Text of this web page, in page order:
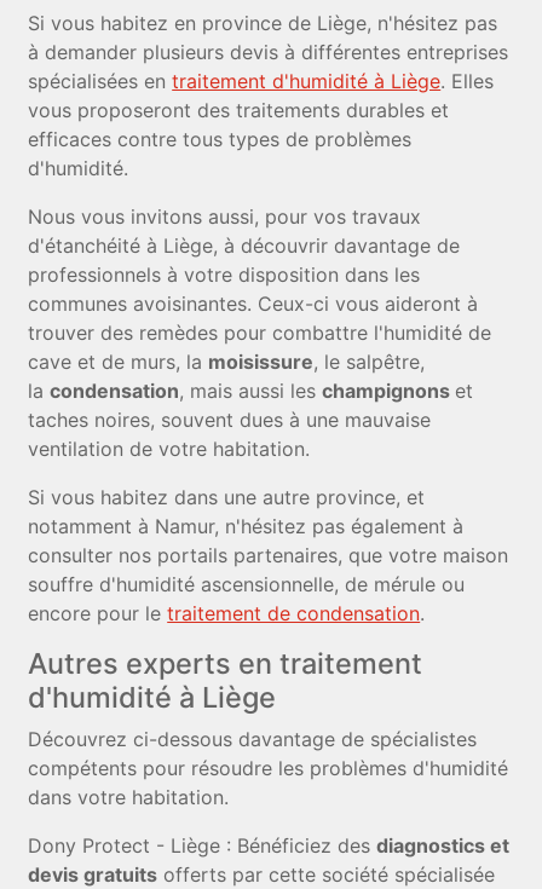
Si vous habitez en province de Liège, n'hésitez pas
à demander plusieurs devis à différentes entreprises
spécialisées entraitement d'humidité à Liège. Elles
vous proposeront des traitements durables et
efficaces contre tous types de problèmes
d'humidité.
Nous vous invitons aussi, pour vos travaux
d'étanchéité à Liège, à découvrir davantage de
professionnels à votre disposition dans les
communes avoisinantes. Ceux-ci vous aideront à
trouver des remèdes pour combattre l'humidité de
cave et de murs, la moisissure, le salpêtre,
lacondensation, mais aussi leschampignons et
taches noires, souvent dues à une mauvaise
ventilation de votre habitation.
Si vous habitez dans une autre province, et
notamment à Namur, n'hésitez pas également à
consulter nos portails partenaires, que votre maison
souffre d'humidité ascensionnelle, de mérule ou
encore pour letraitement de condensation.
Autres experts en traitement
d'humidité à Liège
Découvrez ci-dessous davantage de spécialistes
compétents pour résoudre les problèmes d'humidité
dans votre habitation.
Dony Protect - Liège : Bénéficiez desdiagnostics et
devis gratuits offerts par cette société spécialisée